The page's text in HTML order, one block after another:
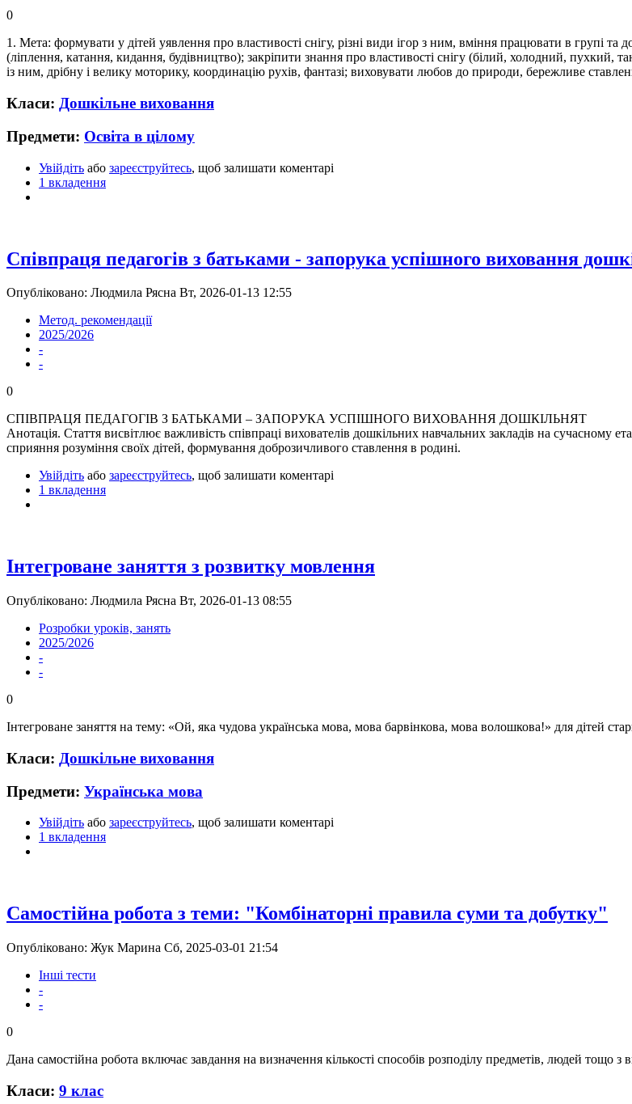
0
1. Мета: формувати у дітей уявлення про властивості снігу, різні види ігор з ним, вміння працювати в групі та
(ліплення, катання, кидання, будівництво); закріпити знання про властивості снігу (білий, холодний, пухкий,
із ним, дрібну і велику моторику, координацію рухів, фантазі; виховувати любов до природи, бережливе
Класи: Дошкільне виховання
Предмети: Освіта в цілому
Увійдіть або зареєструйтесь, щоб залишати коментарі
1 вкладення
Співпраця педагогів з батьками - запорука успішного виховання
Опубліковано: Людмила Рясна Вт, 2026-01-13 12:55
Метод. рекомендації
2025/2026
-
-
0
СПІВПРАЦЯ ПЕДАГОГІВ З БАТЬКАМИ – ЗАПОРУКА УСПІШНОГО ВИХОВАННЯ ДОШКІЛЬНЯТ
Анотація. Стаття висвітлює важливість співпраці вихователів дошкільних навчальних закладів на сучасному
сприяння розуміння своїх дітей, формування доброзичливого ставлення в родині.
Увійдіть або зареєструйтесь, щоб залишати коментарі
1 вкладення
Інтегроване заняття з розвитку мовлення
Опубліковано: Людмила Рясна Вт, 2026-01-13 08:55
Розробки уроків, занять
2025/2026
-
-
0
Інтегроване заняття на тему: «Ой, яка чудова українська мова, мова барвінкова, мова волошкова!» для дітей
Класи: Дошкільне виховання
Предмети: Українська мова
Увійдіть або зареєструйтесь, щоб залишати коментарі
1 вкладення
Самостійна робота з теми: "Комбінаторні правила суми та добутку"
Опубліковано: Жук Марина Сб, 2025-03-01 21:54
Інші тести
-
-
0
Дана самостійна робота включає завдання на визначення кількості способів розподілу предметів, людей тощо
Класи: 9 клас